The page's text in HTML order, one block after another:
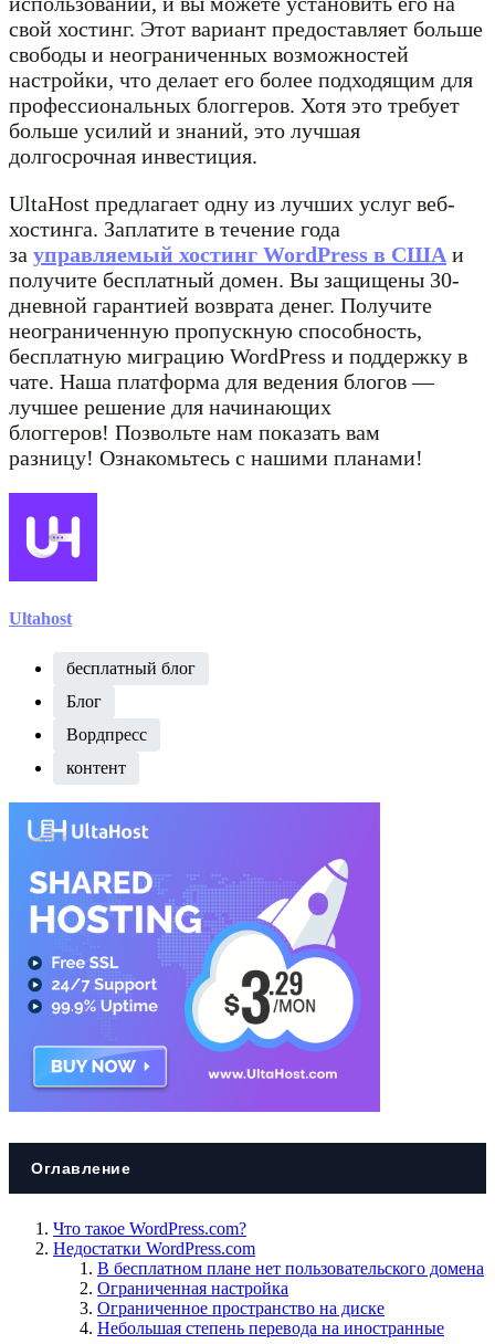
свой хостинг. Этот вариант предоставляет больше
свободы и неограниченных возможностей
настройки, что делает его более подходящим для
профессиональных блоггеров. Хотя это требует
больше усилий и знаний, это лучшая
долгосрочная инвестиция.
UltaHost предлагает одну из лучших услуг веб-
хостинга. Заплатите в течение года
за управляемый хостинг WordPress в США и
получите бесплатный домен. Вы защищены 30-
дневной гарантией возврата денег. Получите
неограниченную пропускную способность,
бесплатную миграцию WordPress и поддержку в
чате. Наша платформа для ведения блогов —
лучшее решение для начинающих
блоггеров! Позвольте нам показать вам
разницу! Ознакомьтесь с нашими планами!
Ultahost
бесплатный блог
Блог
Вордпресс
контент
Оглавление
Что такое WordPress.com?
Недостатки WordPress.com
В бесплатном плане нет пользовательского домена
Ограниченная настройка
Ограниченное пространство на диске
Небольшая степень перевода на иностранные